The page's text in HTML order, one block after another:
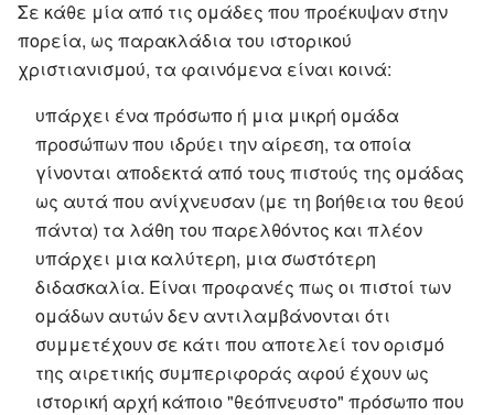
Σε κάθε μία από τις ομάδες που προέκυψαν στην
πορεία, ως παρακλάδια του ιστορικού
χριστιανισμού, τα φαινόμενα είναι κοινά:
υπάρχει ένα πρόσωπο ή μια μικρή ομάδα
προσώπων που ιδρύει την αίρεση, τα οποία
γίνονται αποδεκτά από τους πιστούς της ομάδας
ως αυτά που ανίχνευσαν (με τη βοήθεια του θεού
πάντα) τα λάθη του παρελθόντος και πλέον
υπάρχει μια καλύτερη, μια σωστότερη
διδασκαλία. Είναι προφανές πως οι πιστοί των
ομάδων αυτών δεν αντιλαμβάνονται ότι
συμμετέχουν σε κάτι που αποτελεί τον ορισμό
της αιρετικής συμπεριφοράς αφού έχουν ως
ιστορική αρχή κάποιο "θεόπνευστο" πρόσωπο που